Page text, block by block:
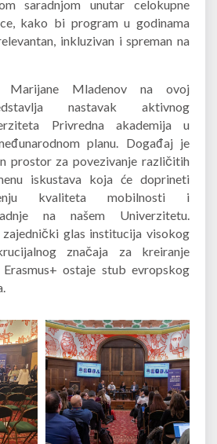
saradnjom unutar celokupne
kako bi program u godinama
inkluzivan i spreman na
Mladenov na ovoj
nastavak aktivnog
Privredna akademija u
planu. Događaj je
prostor za povezivanje različitih
iskustava koja će doprineti
kvaliteta mobilnosti i
na našem Univerzitetu.
glas institucija visokog
značaja za kreiranje
ostaje stub evropskog